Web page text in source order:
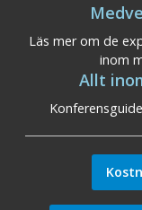
Läs mer om de
inom
Allt